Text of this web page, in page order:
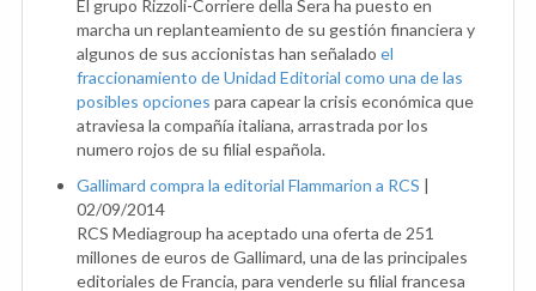
El grupo Rizzoli-Corriere della Sera ha puesto en
marcha un replanteamiento de su gestión financiera y
algunos de sus accionistas han señalado el
fraccionamiento de Unidad Editorial como una de las
posibles opciones para capear la crisis económica que
atraviesa la compañía italiana, arrastrada por los
numero rojos de su filial española.
Gallimard compra la editorial Flammarion a RCS |
02/09/2014
RCS Mediagroup ha aceptado una oferta de 251
millones de euros de Gallimard, una de las principales
editoriales de Francia, para venderle su filial francesa